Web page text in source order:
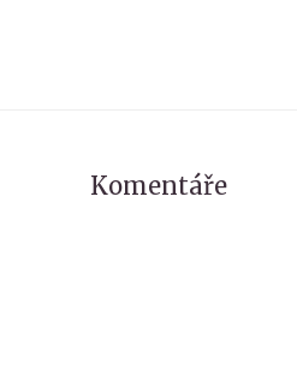
Komentáře